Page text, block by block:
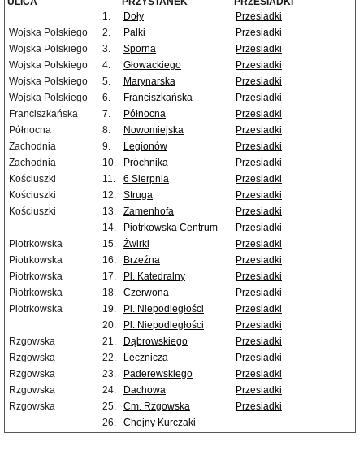
1.
Doły
Przesiadki
Wojska Polskiego
2. Palki
Przesiadki
Wojska Polskiego
3. Sporna
Przesiadki
Wojska Polskiego
4. Głowackiego
Przesiadki
Wojska Polskiego
5. Marynarska
Przesiadki
Wojska Polskiego
6. Franciszkańska
Przesiadki
Franciszkańska
7. Północna
Przesiadki
Północna
8. Nowomiejska
Przesiadki
Zachodnia
9. Legionów
Przesiadki
Zachodnia
10. Próchnika
Przesiadki
Kościuszki
11. 6 Sierpnia
Przesiadki
Kościuszki
12. Struga
Przesiadki
Kościuszki
13. Zamenhofa
Przesiadki
14.
Piotrkowska Centrum
Przesiadki
Piotrkowska
15. Żwirki
Przesiadki
Piotrkowska
16. Brzeźna
Przesiadki
Piotrkowska
17. Pl. Katedralny
Przesiadki
Piotrkowska
18. Czerwona
Przesiadki
Piotrkowska
19. Pl. Niepodległości
Przesiadki
20.
Pl. Niepodległości
Przesiadki
Rzgowska
21. Dąbrowskiego
Przesiadki
Rzgowska
22. Lecznicza
Przesiadki
Rzgowska
23. Paderewskiego
Przesiadki
Rzgowska
24. Dachowa
Przesiadki
Rzgowska
25. Cm. Rzgowska
Przesiadki
26.
Chojny Kurczaki